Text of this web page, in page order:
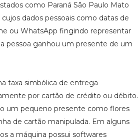
como Paraná São Paulo Mato
dados pessoais como datas de
ou WhatsApp fingindo representar
pessoa ganhou um presente de um
taxa simbólica de entrega
por cartão de crédito ou débito.
um pequeno presente como flores
de cartão manipulada. Em alguns
a máquina possui softwares